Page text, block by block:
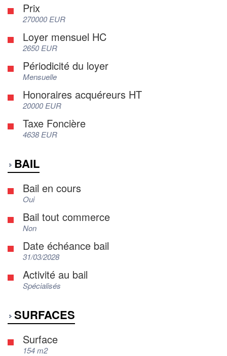
Prix
270000 EUR
Loyer mensuel HC
2650 EUR
Périodicité du loyer
Mensuelle
Honoraires acquéreurs HT
20000 EUR
Taxe Foncière
4638 EUR
BAIL
Bail en cours
Oui
Bail tout commerce
Non
Date échéance bail
31/03/2028
Activité au bail
Spécialisés
SURFACES
Surface
154 m2